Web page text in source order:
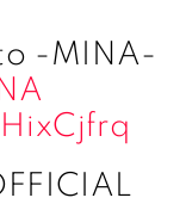
-MINA-